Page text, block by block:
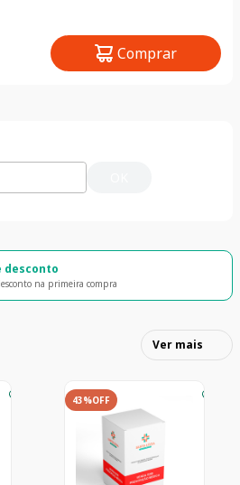
Comprar
desconto
na primeira compra
Ver mais
43%OFF